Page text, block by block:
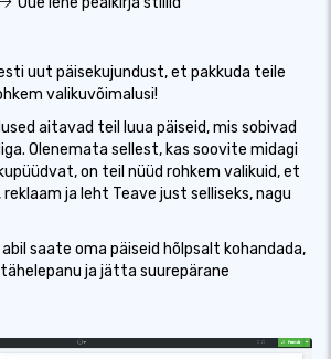
uut päisekujundust, et pakkuda teile
valikuvõimalusi!
aitavad teil luua päiseid, mis sobivad
Olenemata sellest, kas soovite midagi
on teil nüüd rohkem valikuid, et
ja leht Teave just selliseks, nagu
saate oma päiseid hõlpsalt kohandada,
ja jätta suurepärane